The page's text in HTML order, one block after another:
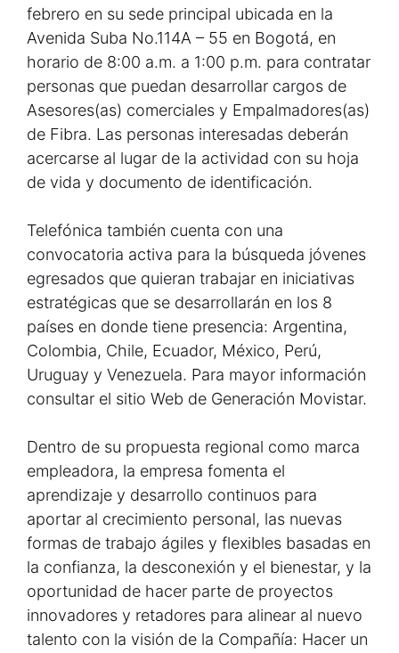
febrero en su sede principal ubicada en la
Avenida Suba No.114A – 55 en Bogotá, en
horario de 8:00 a.m. a 1:00 p.m. para contratar
personas que puedan desarrollar cargos de
Asesores(as) comerciales y Empalmadores(as)
de Fibra. Las personas interesadas deberán
acercarse al lugar de la actividad con su hoja
de vida y documento de identificación.
Telefónica también cuenta con una
convocatoria activa para la búsqueda jóvenes
egresados que quieran trabajar en iniciativas
estratégicas que se desarrollarán en los 8
países en donde tiene presencia: Argentina,
Colombia, Chile, Ecuador, México, Perú,
Uruguay y Venezuela. Para mayor información
consultar el sitio Web de Generación Movistar.
Dentro de su propuesta regional como marca
empleadora, la empresa fomenta el
aprendizaje y desarrollo continuos para
aportar al crecimiento personal, las nuevas
formas de trabajo ágiles y flexibles basadas en
la confianza, la desconexión y el bienestar, y la
oportunidad de hacer parte de proyectos
innovadores y retadores para alinear al nuevo
talento con la visión de la Compañía: Hacer un